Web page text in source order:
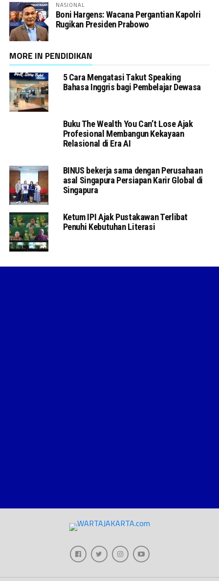
NASIONAL
Boni Hargens: Wacana Pergantian Kapolri
Rugikan Presiden Prabowo
MORE IN PENDIDIKAN
5 Cara Mengatasi Takut Speaking
Bahasa Inggris bagi Pembelajar Dewasa
Buku The Wealth You Can’t Lose Ajak
Profesional Membangun Kekayaan
Relasional di Era AI
BINUS bekerja sama dengan Perusahaan
asal Singapura Persiapan Karir Global di
Singapura
Ketum IPI Ajak Pustakawan Terlibat
Penuhi Kebutuhan Literasi